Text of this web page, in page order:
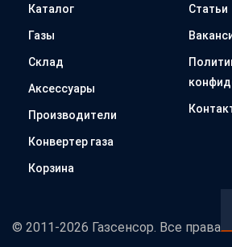
Каталог
Газы
Склад
Аксессуары
Производители
Конвертер газа
Корзина
Статьи
© 2011-2026 Газсенсор. Все права